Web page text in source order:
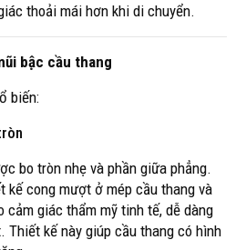
thoải mái hơn khi di chuyển.
bậc cầu thang
biến:
bo tròn nhẹ và phần giữa phẳng.
kế cong mượt ở mép cầu thang và
cảm giác thẩm mỹ tinh tế, dễ dàng
Thiết kế này giúp cầu thang có hình